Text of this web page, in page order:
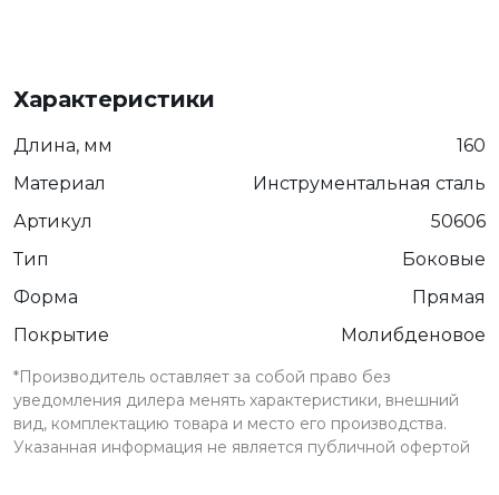
Характеристики
Длина, мм
160
Материал
Инструментальная сталь
Артикул
50606
Тип
Боковые
Форма
Прямая
Покрытие
Молибденовое
*Производитель оставляет за собой право без
уведомления дилера менять характеристики, внешний
вид, комплектацию товара и место его производства.
Указанная информация не является публичной офертой